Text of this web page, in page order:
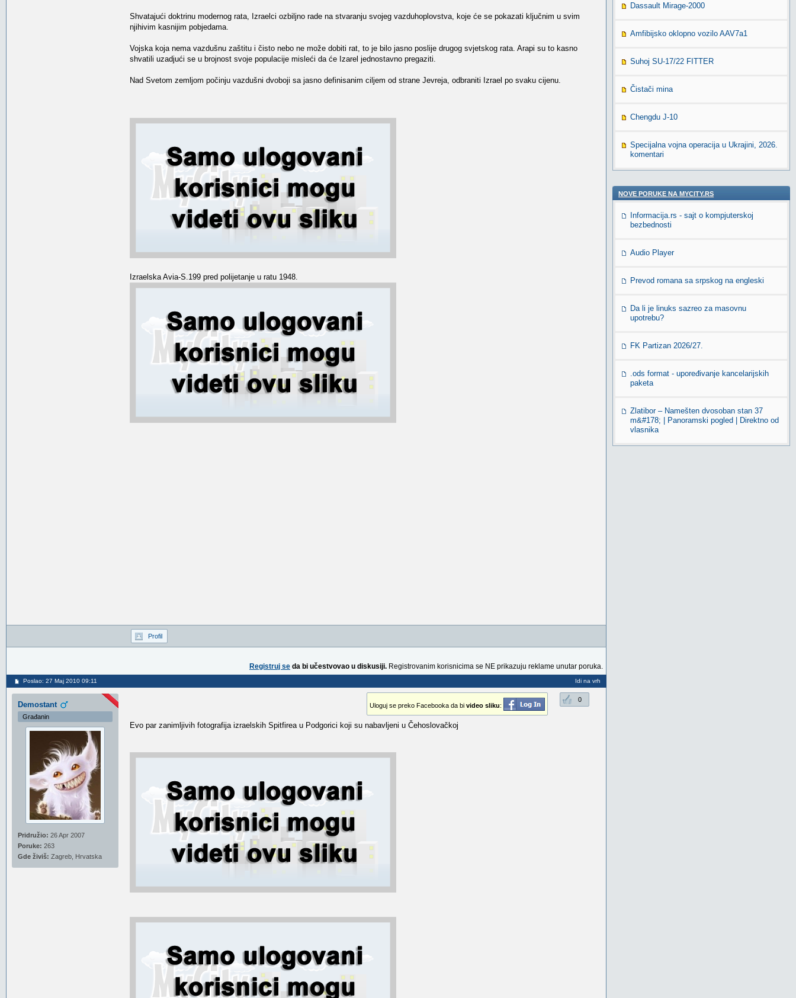
Shvatajući doktrinu modernog rata, Izraelci ozbiljno rade na stvaranju svojeg vazduhoplovstva, koje će se pokazati ključnim u svim
njihivim kasnijim pobjedama.
Vojska koja nema vazdušnu zaštitu i čisto nebo ne može dobiti rat, to je bilo jasno poslije drugog svjetskog rata. Arapi su to kasno
shvatili uzadjući se u brojnost svoje populacije misleći da će Izarel jednostavno pregaziti.
Nad Svetom zemljom počinju vazdušni dvoboji sa jasno definisanim ciljem od strane Jevreja, odbraniti Izrael po svaku cijenu.
Izraelska Avia-S.199 pred polijetanje u ratu 1948.
Profil
Registruj se da bi učestvovao u diskusiji. Registrovanim korisnicima se NE prikazuju reklame unutar poruka.
Poslao: 27 Maj 2010 09:11 Idi na vrh
Demostant
Građanin
Pridružio: 26 Apr 2007
Poruke: 263
Gde živiš: Zagreb, Hrvatska
0
Uloguj se preko Facebooka da bi video sliku:
Evo par zanimljivih fotografija izraelskih Spitfirea u Podgorici koji su nabavljeni u Čehoslovačkoj
Dassault Mirage-2000
Amfibijsko oklopno vozilo AAV7a1
Suhoj SU-17/22 FITTER
Čistači mina
Chengdu J-10
Specijalna vojna operacija u Ukrajini, 2026.
komentari
NOVE PORUKE NA MYCITY.RS
Informacija.rs - sajt o kompjuterskoj
bezbednosti
Audio Player
Prevod romana sa srpskog na engleski
Da li je linuks sazreo za masovnu
upotrebu?
FK Partizan 2026/27.
.ods format - upoređivanje kancelarijskih
paketa
Zlatibor – Namešten dvosoban stan 37
m&#178; | Panoramski pogled | Direktno od
vlasnika